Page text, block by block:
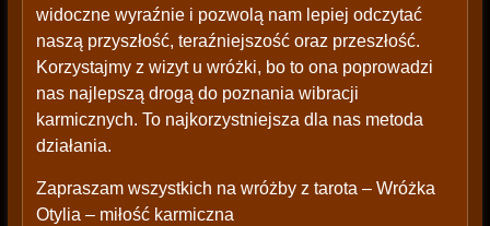
widoczne wyraźnie i pozwolą nam lepiej odczytać
naszą przyszłość, teraźniejszość oraz przeszłość.
Korzystajmy z wizyt u wróżki, bo to ona poprowadzi
nas najlepszą drogą do poznania wibracji
karmicznych. To najkorzystniejsza dla nas metoda
działania.
Zapraszam wszystkich na wróżby z tarota – Wróżka
Otylia – miłość karmiczna